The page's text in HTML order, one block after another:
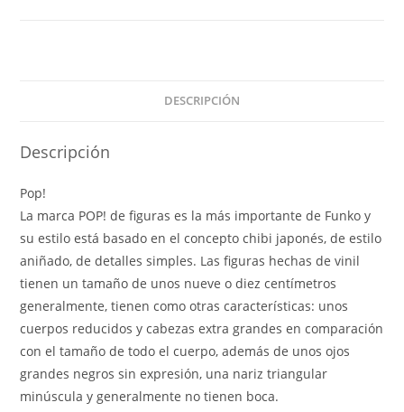
DESCRIPCIÓN
Descripción
Pop!
La marca POP! de figuras es la más importante de Funko y
su estilo está basado en el concepto chibi japonés, de estilo
aniñado, de detalles simples. Las figuras hechas de vinil
tienen un tamaño de unos nueve o diez centímetros
generalmente, tienen como otras características: unos
cuerpos reducidos y cabezas extra grandes en comparación
con el tamaño de todo el cuerpo, además de unos ojos
grandes negros sin expresión, una nariz triangular
minúscula y generalmente no tienen boca.